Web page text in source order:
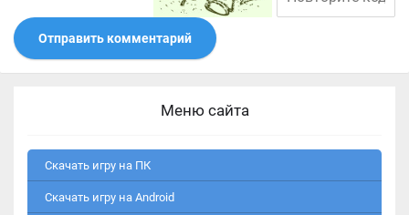
Отправить комментарий
Меню сайта
Скачать игру на ПК
Скачать игру на Android